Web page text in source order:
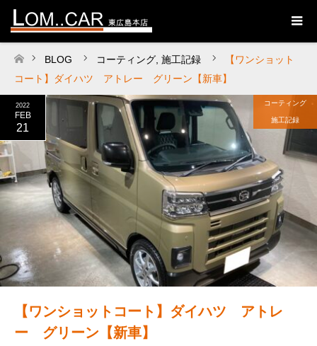
ホーム
BLOG コーティング 施工記録
【ワンショット
コート】ダイハツ アトレー グリーン【新車】
2022
FEB
21
コーティング
施工記録
【ワンショットコート】ダイハツ アトレ
ー グリーン【新車】